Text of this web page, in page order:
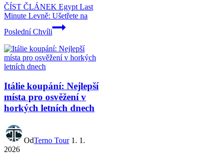
ČÍST ČLÁNEK Egypt Last
Minute Levně: Ušetřete na
Poslední Chvíli
Itálie koupání: Nejlepší
místa pro osvěžení v
horkých letních dnech
OdTerno Tour 1. 1.
2026